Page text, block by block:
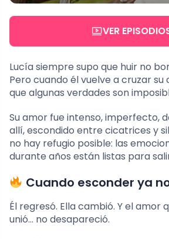
VER
Lucía siempre supo que huir no
Pero cuando él vuelve a cruzar su
que algunas verdades son
Su amor fue intenso, imperfecto,
allí, escondido entre cicatrices y
no hay refugio posible: las
durante años están listas para
Cuando esconder ya
Él regresó. Ella cambió. Y el amor
unió… no desapareció.